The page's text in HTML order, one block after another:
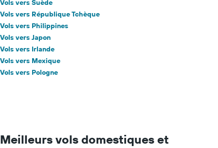
Vols vers Suède
Vols vers République Tchèque
Vols vers Philippines
Vols vers Japon
Vols vers Irlande
Vols vers Mexique
Vols vers Pologne
Meilleurs vols domestiques et